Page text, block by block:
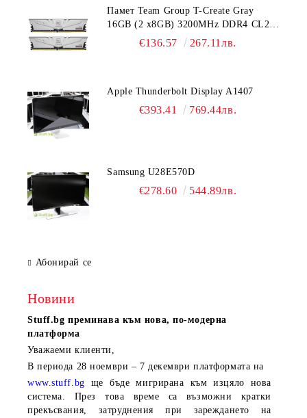
Памет Team Group T-Create Gray
16GB (2 x8GB) 3200MHz DDR4 CL22-
22-22-52 1.2V
€136.57 267.11лв.
Apple Thunderbolt Display A1407
€393.41 769.44лв.
Samsung U28E570D
€278.60 544.89лв.
Абонирай се
Новини
Stuff.bg преминава към нова, по-модерна
платформа
Уважаеми клиенти,
В периода 28 ноември – 7 декември платформата на
www.stuff.bg ще бъде мигрирана към изцяло нова
система. През това време са възможни кратки
прекъсвания, затруднения при зареждането на